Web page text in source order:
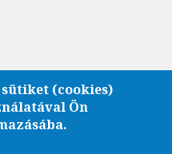
(cookies)
Ön